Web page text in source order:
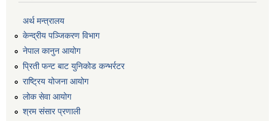
अर्थ मन्त्रालय
केन्द्रीय पञ्जिकरण विभाग
नेपाल कानुन आयोग
प्रिती फन्ट बाट युनिकोड कन्भर्रटर
राष्ट्रिय योजना आयोग
लोक सेवा आयोग
श्रम संसार प्रणाली